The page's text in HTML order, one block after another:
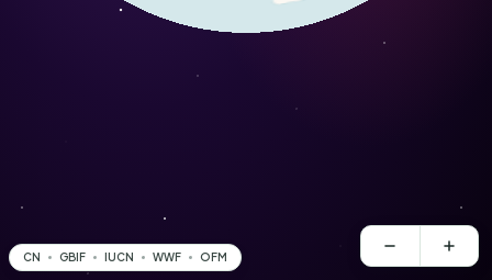
CN GBIF IUCN WWF OFM